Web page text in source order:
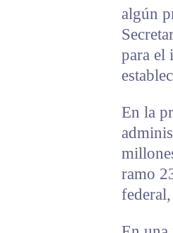
algún
para el
En la
ramo